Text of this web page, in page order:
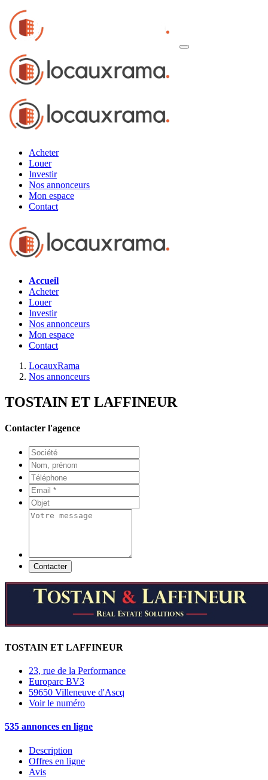
Acheter
Louer
Investir
Nos annonceurs
Mon espace
Contact
Accueil
Acheter
Louer
Investir
Nos annonceurs
Mon espace
Contact
LocauxRama
Nos annonceurs
TOSTAIN ET LAFFINEUR
Contacter l'agence
Contacter
TOSTAIN ET LAFFINEUR
23, rue de la Performance
Europarc BV3
59650 Villeneuve d'Ascq
Voir le numéro
535 annonces en ligne
Description
Offres en ligne
Avis